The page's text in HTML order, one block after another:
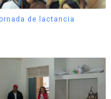
de lactancia